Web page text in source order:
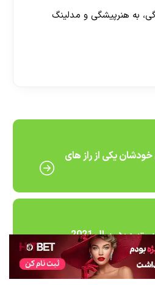
به هنرپیشگی و مدلینگ
یکی از راز های
بهترین خواننده سیاه پوست رپ در سال 2021